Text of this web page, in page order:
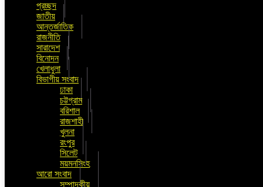
প্রচ্ছদ
জাতীয়
আন্তর্জাতিক
রাজনীতি
সারাদেশ
বিনোদন
খেলাধুলা
বিভাগীয় সংবাদ
ঢাকা
চট্টগ্রাম
বরিশাল
রাজশাহী
খুলনা
রংপুর
সিলেট
ময়মনসিংহ
আরো সংবাদ
সম্পাদকীয়